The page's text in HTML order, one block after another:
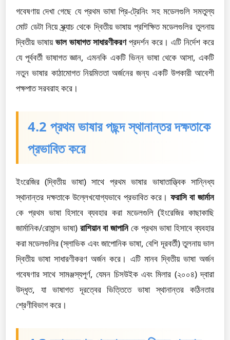
গবেষণায় দেখা গেছে যে প্রথম ভাষা প্রি-ট্রেনিং সহ মডেলগুলি সমতুল্য
মোট ডেটা নিয়ে স্ক্র্যাচ থেকে দ্বিতীয় ভাষায় প্রশিক্ষিত মডেলগুলির তুলনায়
দ্বিতীয় ভাষায়ভাল ভাষাগত সাধারণীকরণপ্রদর্শন করে। এটি নির্দেশ করে
যে পূর্ববর্তী ভাষাগত জ্ঞান, এমনকি একটি ভিন্ন ভাষা থেকে আসা, একটি
নতুন ভাষার কাঠামোগত নিয়মিততা অর্জনের জন্য একটি উপকারী আবেশী
পক্ষপাত সরবরাহ করে।
4.2 প্রথম ভাষার পছন্দ স্থানান্তর দক্ষতাকে
প্রভাবিত করে
ইংরেজির (দ্বিতীয় ভাষা) সাথে প্রথম ভাষার ভাষাতাত্ত্বিক সান্নিধ্য
স্থানান্তর দক্ষতাকে উল্লেখযোগ্যভাবে প্রভাবিত করে। ফরাসি বা জার্মান
কে প্রথম ভাষা হিসাবে ব্যবহার করা মডেলগুলি (ইংরেজির কাছাকাছি
জার্মানিক/রোমান্স ভাষা) রাশিয়ান বা জাপানিকে প্রথম ভাষা হিসাবে ব্যবহার
করা মডেলগুলির (স্লাভিক এবং জাপোনিক ভাষা, বেশি দূরবর্তী) তুলনায় ভাল
দ্বিতীয় ভাষা সাধারণীকরণ অর্জন করে। এটি মানব দ্বিতীয় ভাষা অর্জন
গবেষণার সাথে সামঞ্জস্যপূর্ণ, যেমন চিসউইক এবং মিলার (২০০৪) দ্বারা
উদ্ধৃত, যা ভাষাগত দূরত্বের ভিত্তিতে ভাষা স্থানান্তর কঠিনতার
শ্রেণীবিভাগ করে।